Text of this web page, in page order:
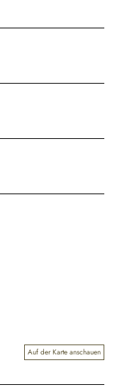
Auf der Karte anschauen